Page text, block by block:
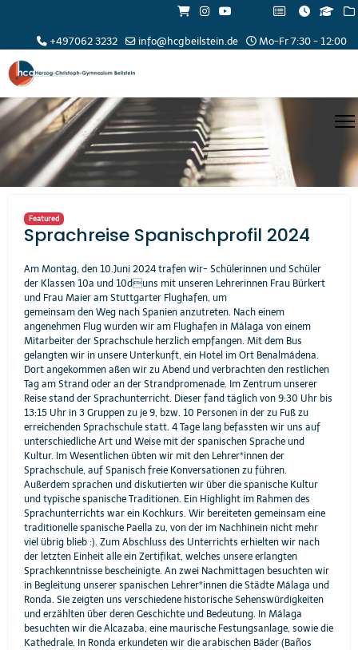
+497062 3232 info@hcgbeilstein.de Mo-Fr 7:30 - 12:00
Featured
Sprachreise Spanischprofil 2024
Am Montag, den 10.Juni 2024 trafen wir- Schülerinnen und Schüler
der Klassen 10a und 10duns mit unseren Lehrerinnen Frau Bürkert
und Frau Maier am Stuttgarter Flughafen, um
gemeinsam den Weg nach Spanien anzutreten. Nach einem
angenehmen Flug wurden wir am Flughafen in Málaga von einem
Mitarbeiter der Sprachschule herzlich empfangen. Mit dem Bus
gelangten wir in unsere Unterkunft, ein Hotel im Ort Benalmádena.
Dort angekommen aßen wir zu Abend und verbrachten den restlichen
Tag am Strand oder an der Strandpromenade. Im Zentrum unserer
Reise stand der Sprachunterricht. Dieser fand täglich von 9:30 Uhr bis
13:15 Uhr in 3 Gruppen zu je 9, bzw. 10 Personen in der zu Fuß zu
erreichenden Sprachschule statt. 4 Tage lang befassten wir uns auf
unterschiedliche Art und Weise mit der spanischen Sprache und
Kultur. Im Wesentlichen übten wir mit den Lehrer*innen der
Sprachschule, auf Spanisch freie Konversationen zu führen.
Außerdem sprachen und diskutierten wir über die spanische Kultur
und typische spanische Traditionen. Ein Highlight im Rahmen des
Sprachunterrichts war ein Kochkurs. Wir bereiteten gemeinsam eine
traditionelle spanische Paella zu, von der im Nachhinein nicht mehr
viel übrig blieb :). Zum Abschluss des Unterrichts erhielten wir nach
der letzten Einheit alle ein Zertifikat, welches unsere erlangten
Sprachkenntnisse bescheinigte. An zwei Nachmittagen besuchten wir
in Begleitung unserer spanischen Lehrer*innen die Städte Málaga und
Ronda. Sie zeigten uns verschiedene historische Sehenswürdigkeiten
und erzählten über deren Geschichte und Bedeutung. In Málaga
besuchten wir die Alcazaba, eine maurische Festungsanlage, sowie die
Kathedrale. In Ronda erkundeten wir die arabischen Bäder (Baños